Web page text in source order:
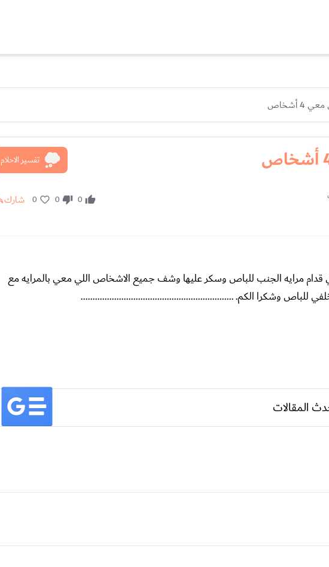
أشخاص
تفسير الاحلام
0
0
0 شارك
مرايه الجنب للباص وسكر عليها وشف جميع الاشخاص اللي معي بالمرايه مع
للباص وشكرا الكم. ................................................................
المقالات